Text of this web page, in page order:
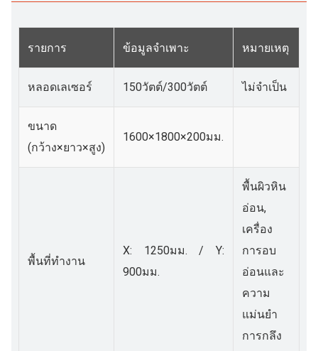
รายการ ข้อมูลจำเพาะ หมายเหตุ
หลอดเลเซอร์ 150วัตต์/300วัตต์ ไม่จำเป็น
ขนาด
(กว้าง×ยาว×สูง)
1600×1800×200มม.
พื้นที่ทำงาน
X: 1250มม. / Y:
900มม.
พื้นผิวหิน
อ่อน,
เครื่อง
การอบ
อ่อนและ
ความ
แม่นยำ
การกลึง